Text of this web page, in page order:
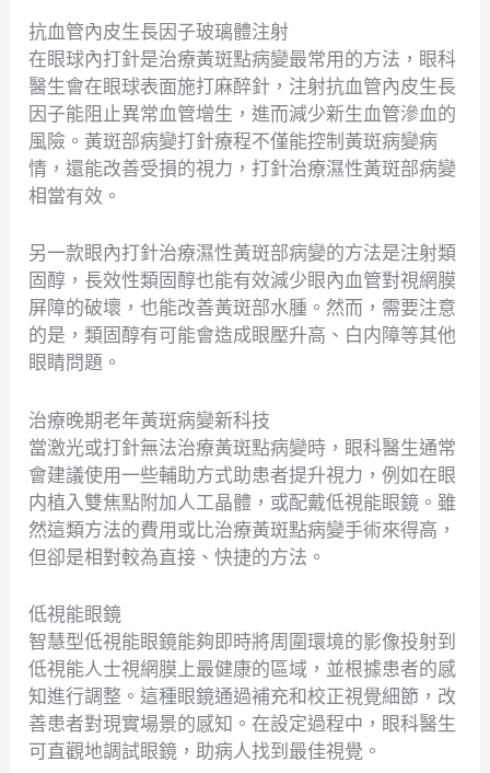
抗血管內皮生長因子玻璃體注射
在眼球內打針是治療黃斑點病變最常用的方法，眼科
醫生會在眼球表面施打麻醉針，注射抗血管內皮生長
因子能阻止異常血管增生，進而減少新生血管滲血的
風險。黃斑部病變打針療程不僅能控制黃斑病變病
情，還能改善受損的視力，打針治療濕性黃斑部病變
相當有效。
另一款眼內打針治療濕性黃斑部病變的方法是注射類
固醇，長效性類固醇也能有效減少眼內血管對視網膜
屏障的破壞，也能改善黃斑部水腫。然而，需要注意
的是，類固醇有可能會造成眼壓升高、白内障等其他
眼睛問題。
治療晚期老年黃斑病變新科技
當激光或打針無法治療黃斑點病變時，眼科醫生通常
會建議使用一些輔助方式助患者提升視力，例如在眼
内植入雙焦點附加人工晶體，或配戴低視能眼鏡。雖
然這類方法的費用或比治療黃斑點病變手術來得高，
但卻是相對較為直接、快捷的方法。
低視能眼鏡
智慧型低視能眼鏡能夠即時將周圍環境的影像投射到
低視能人士視網膜上最健康的區域，並根據患者的感
知進行調整。這種眼鏡通過補充和校正視覺細節，改
善患者對現實場景的感知。在設定過程中，眼科醫生
可直觀地調試眼鏡，助病人找到最佳視覺。